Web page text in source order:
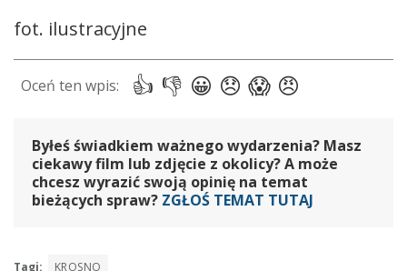
fot. ilustracyjne
Byłeś świadkiem ważnego wydarzenia? Masz
ciekawy film lub zdjęcie z okolicy? A może
chcesz wyrazić swoją opinię na temat
bieżących spraw? ZGŁOŚ TEMAT TUTAJ
Tagi: KROSNO